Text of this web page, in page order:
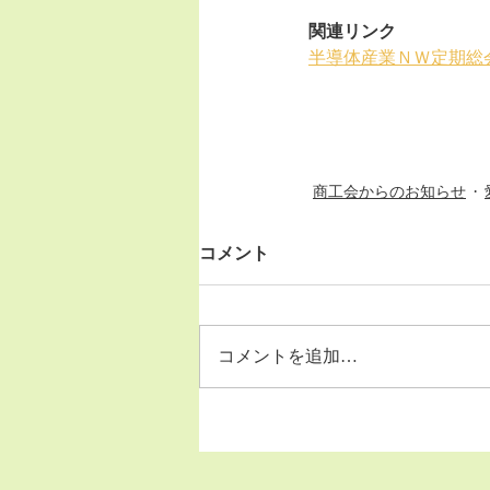
関連リンク
半導体産業ＮＷ定期総
商工会からのお知らせ
コメント
コメントを追加…